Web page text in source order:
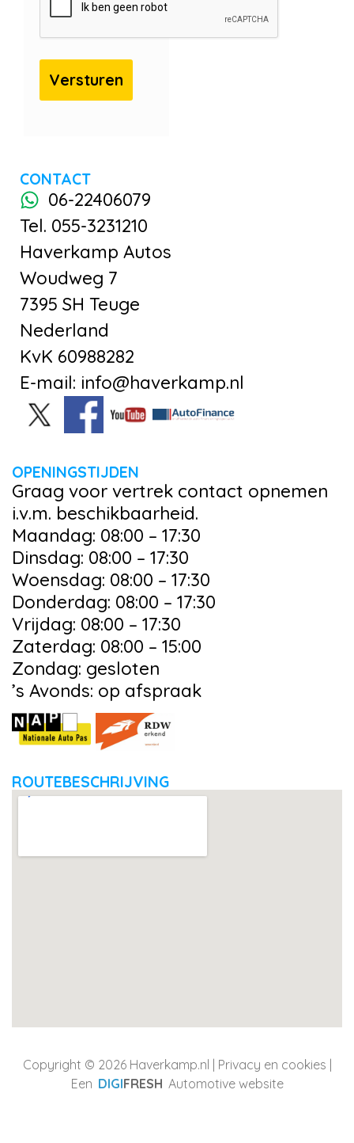
CONTACT
06-22406079
Tel. 055-3231210
Haverkamp Autos
Woudweg 7
7395 SH Teuge
Nederland
KvK 60988282
E-mail: info@haverkamp.nl
OPENINGSTIJDEN
Graag voor vertrek contact opnemen
i.v.m. beschikbaarheid.
Maandag: 08:00 – 17:30
Dinsdag: 08:00 – 17:30
Woensdag: 08:00 – 17:30
Donderdag: 08:00 – 17:30
Vrijdag: 08:00 – 17:30
Zaterdag: 08:00 – 15:00
Zondag: gesloten
’s Avonds: op afspraak
ROUTEBESCHRIJVING
Copyright © 2026 Haverkamp.nl | Privacy en cookies
Een DIGIFRESH Automotive website